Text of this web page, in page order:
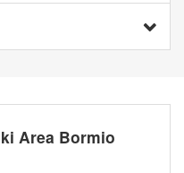
Area Bormio